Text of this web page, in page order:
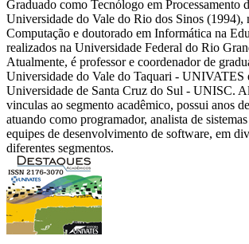
Graduado como Tecnólogo em Processamento
Universidade do Vale do Rio dos Sinos (1994),
Computação e doutorado em Informática na
realizados na Universidade Federal do Rio
Atualmente, é professor e coordenador de
Universidade do Vale do Taquari - UNIVATES
Universidade de Santa Cruz do Sul - UNISC.
vinculas ao segmento acadêmico, possui anos
atuando como programador, analista de
equipes de desenvolvimento de software, em
diferentes segmentos.